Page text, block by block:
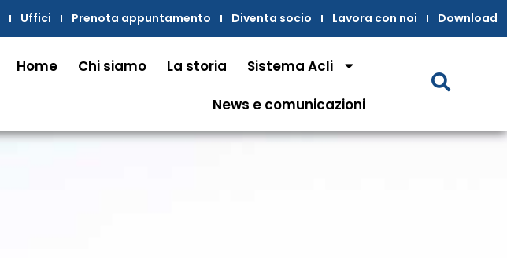
Uffici Prenota appuntamento Diventa socio Lavora con noi Download
Home Chi siamo La storia Sistema Acli
News e comunicazioni